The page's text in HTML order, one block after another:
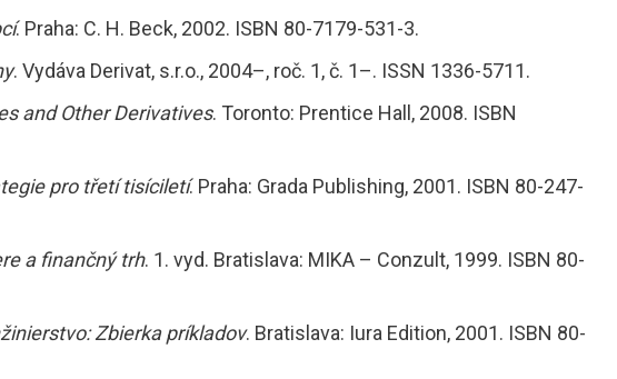
. Praha: C. H. Beck, 2002. ISBN 80-7179-531-3.
. Vydáva Derivat, s.r.o., 2004–, roč. 1, č. 1–. ISSN 1336-5711.
and Other Derivatives. Toronto: Prentice Hall, 2008. ISBN
pro třetí tisíciletí. Praha: Grada Publishing, 2001. ISBN 80-247-
a finančný trh. 1. vyd. Bratislava: MIKA – Conzult, 1999. ISBN 80-
Zbierka príkladov. Bratislava: Iura Edition, 2001. ISBN 80-